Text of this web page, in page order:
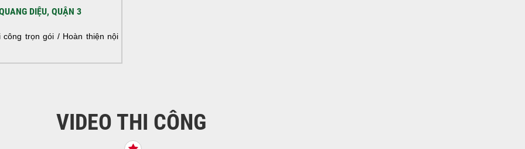
DIỆU, QUẬN 3
trọn gói / Hoàn thiện nội
VIDEO THI CÔNG